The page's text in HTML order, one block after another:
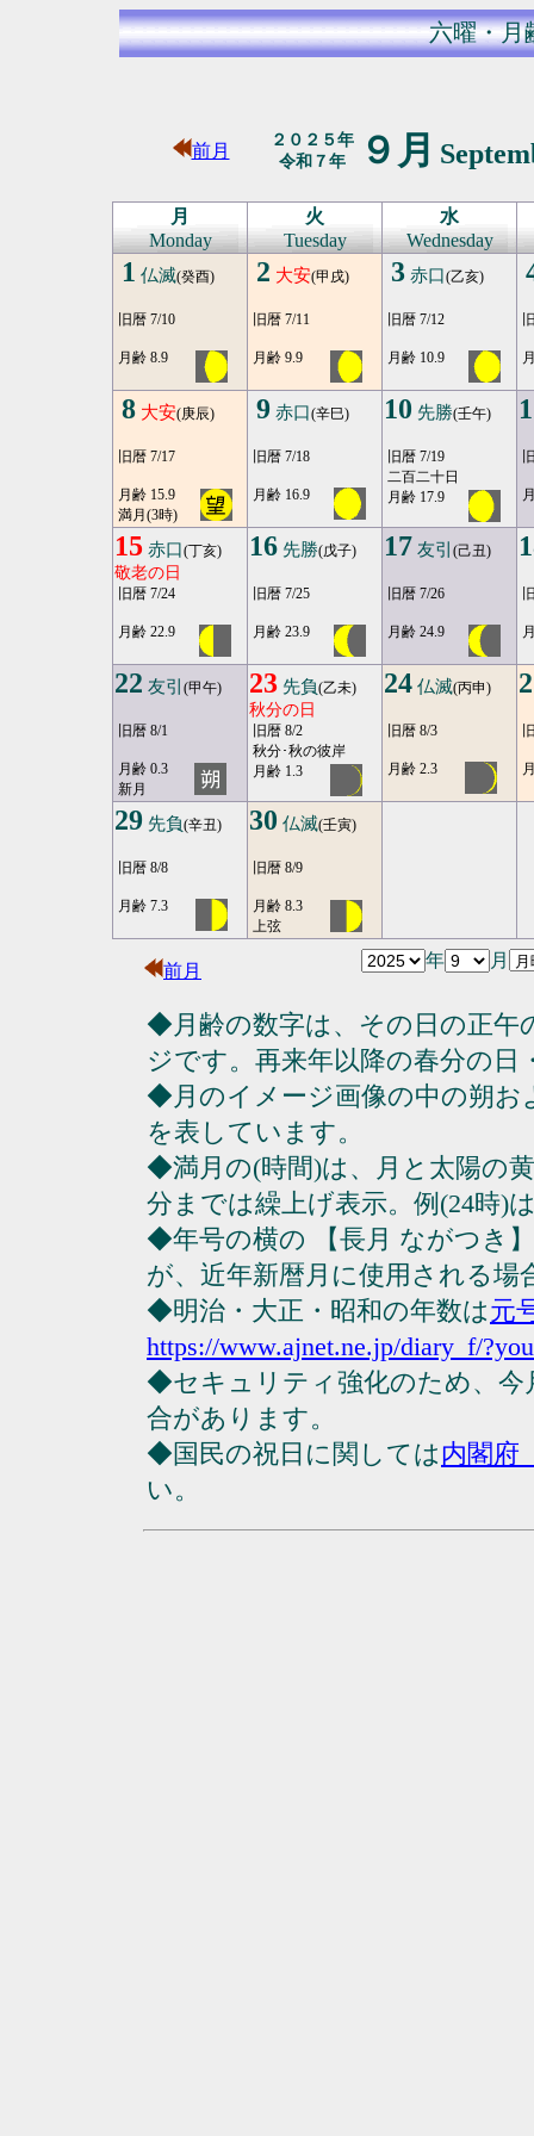
六曜・月
前月
２０２５年
令和７年
９月
月
Monday
火
Tuesday
水
Wednesday
1 仏滅(癸酉)
旧暦 7/10
月齢 8.9
2 大安(甲戌)
旧暦 7/11
月齢 9.9
3 赤口(乙亥)
旧暦 7/12
月齢 10.9
8 大安(庚辰)
旧暦 7/17
月齢 15.9
満月(3時)
9 赤口(辛巳)
旧暦 7/18
月齢 16.9
10 先勝(壬午)
旧暦 7/19
二百二十日
月齢 17.9
15 赤口(丁亥)
敬老の日
旧暦 7/24
月齢 22.9
16 先勝(戊子)
旧暦 7/25
月齢 23.9
17 友引 (己丑)
旧暦 7/26
月齢 24.9
22 友引 (甲午)
旧暦 8/1
月齢 0.3
新月
23 先負(乙未)
秋分の日
旧暦 8/2
秋分･秋の彼岸
月齢 1.3
24 仏滅(丙申)
旧暦 8/3
月齢 2.3
29 先負(辛丑)
旧暦 8/8
月齢 7.3
30 仏滅(壬寅)
旧暦 8/9
月齢 8.3
上弦
前月
年 月
◆月齢の数字は、その日の正午
ジです。再来年以降の春分の日
◆月のイメージ画像の中の朔
を表しています。
◆満月の(時間)は、月と太陽の
分までは繰上げ表示。例(24時)
◆年号の横の 【長月 ながつき
が、近年新暦月に使用される場
◆明治・大正・昭和の年数は元
https://www.ajnet.ne.jp/diary_f/
◆セキュリティ強化のため、今
合があります。
◆国民の祝日に関しては内閣府
い。